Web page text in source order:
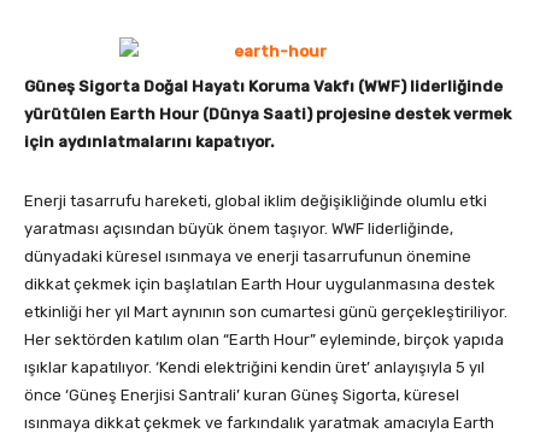
Güneş Sigorta Doğal Hayatı Koruma Vakfı (WWF) liderliğinde
yürütülen Earth Hour (Dünya Saati) projesine destek vermek
için aydınlatmalarını kapatıyor.
Enerji tasarrufu hareketi, global iklim değişikliğinde olumlu etki
yaratması açısından büyük önem taşıyor. WWF liderliğinde,
dünyadaki küresel ısınmaya ve enerji tasarrufunun önemine
dikkat çekmek için başlatılan Earth Hour uygulanmasına destek
etkinliği her yıl Mart aynının son cumartesi günü gerçekleştiriliyor.
Her sektörden katılım olan “Earth Hour” eyleminde, birçok yapıda
ışıklar kapatılıyor. ‘Kendi elektriğini kendin üret’ anlayışıyla 5 yıl
önce ‘Güneş Enerjisi Santrali’ kuran Güneş Sigorta, küresel
ısınmaya dikkat çekmek ve farkındalık yaratmak amacıyla Earth